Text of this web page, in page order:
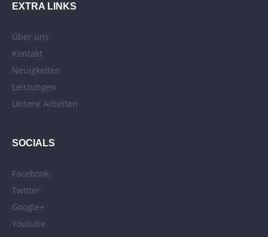
EXTRA LINKS
Über uns
Kontakt
Neuigkeiten
Leistungen
Unsere Arbeiten
SOCIALS
Facebook
Twitter
Google+
Youtube